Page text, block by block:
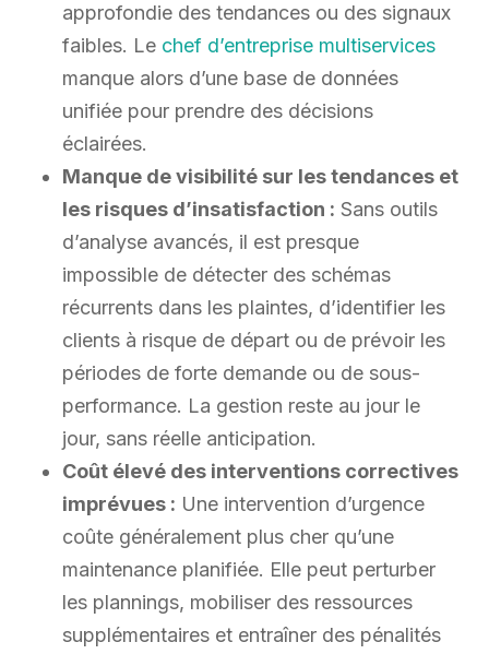
approfondie des tendances ou des signaux
faibles. Le chef d’entreprise multiservices
manque alors d’une base de données
unifiée pour prendre des décisions
éclairées.
Manque de visibilité sur les tendances et
les risques d’insatisfaction : Sans outils
d’analyse avancés, il est presque
impossible de détecter des schémas
récurrents dans les plaintes, d’identifier les
clients à risque de départ ou de prévoir les
périodes de forte demande ou de sous-
performance. La gestion reste au jour le
jour, sans réelle anticipation.
Coût élevé des interventions correctives
imprévues : Une intervention d’urgence
coûte généralement plus cher qu’une
maintenance planifiée. Elle peut perturber
les plannings, mobiliser des ressources
supplémentaires et entraîner des pénalités